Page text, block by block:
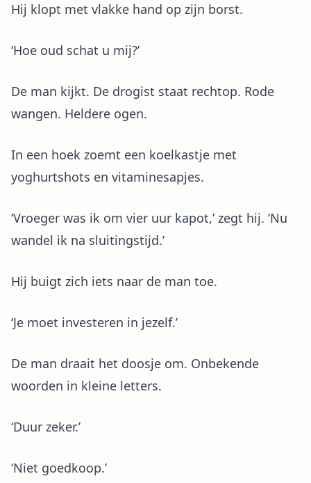
Hij klopt met vlakke hand op zijn borst.
‘Hoe oud schat u mij?’
De man kijkt. De drogist staat rechtop. Rode
wangen. Heldere ogen.
In een hoek zoemt een koelkastje met
yoghurtshots en vitaminesapjes.
‘Vroeger was ik om vier uur kapot,’ zegt hij. ‘Nu
wandel ik na sluitingstijd.’
Hij buigt zich iets naar de man toe.
‘Je moet investeren in jezelf.’
De man draait het doosje om. Onbekende
woorden in kleine letters.
‘Duur zeker.’
‘Niet goedkoop.’